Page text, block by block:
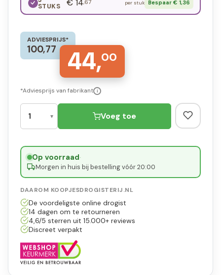
STUKS € 14,67 per stuk Bespaar € 1,36
ADVIESPRIJS*
100,77 44,00
*Adviesprijs van fabrikant i
Voeg toe
Op voorraad·
Morgen in huis bij bestelling vóór 20:00
DAAROM KOOPJESDROGISTERIJ.NL
De voordeligste online drogist
14 dagen om te retourneren
4,6/5 sterren uit 15.000+ reviews
Discreet verpakt